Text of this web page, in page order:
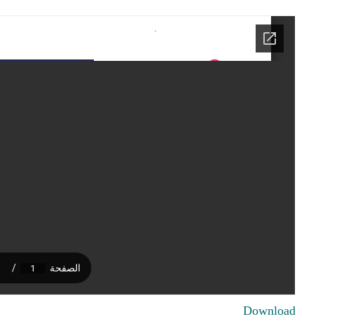
Download